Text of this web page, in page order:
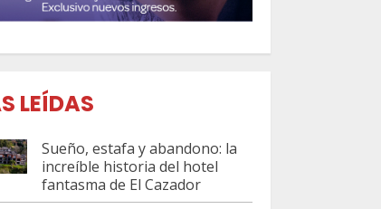
LEÍDAS
Sueño, estafa y abandono: la
increíble historia del hotel
fantasma de El Cazador